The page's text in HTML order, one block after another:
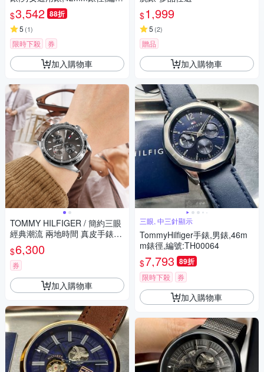
號:TH00035
$3,542 88折
5 (1)
限時下殺 券
加入購物車
TOMMY HILFIGER / 簡約三眼
經典潮流 兩地時間 真皮手錶-
鈦色x銀框x咖啡/44mm
$6,300
券
加入購物車
$1,999
5 (2)
贈品
加入購物車
三眼, 中三針顯示
TommyHilfiger手錶,男錶,46m
m錶徑,編號:TH00064
$7,793 89折
限時下殺 券
加入購物車